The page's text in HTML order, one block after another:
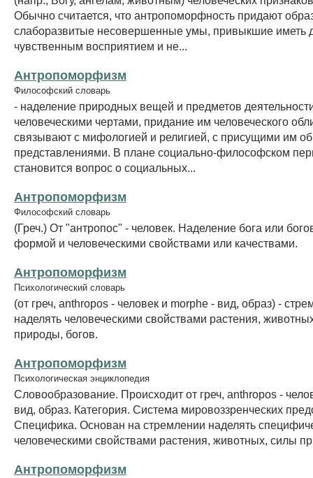
Обычно считается, что антропоморфность придают
слаборазвитые несовершенные умы, привыкшие иметь
чувственным восприятием и не...
Антропоморфизм
Философский словарь
- наделение природных вещей и предметов
человеческими чертами, придание им человеческого
связывают с мифологией и религией, с присущими им
представлениями. В плане социально-философском
становится вопрос о социальных...
Антропоморфизм
Философский словарь
(Греч.) От "антропос" - человек. Наделение бога или
формой и человеческими свойствами или качествами.
Антропоморфизм
Психологический словарь
(от греч, anthropos - человек и morphe - вид, образ) -
наделять человеческими свойствами растения,
природы, богов.
Антропоморфизм
Психологическая энциклопедия
Словообразование. Происходит от греч, anthropos -
вид, образ. Категория. Система мировоззренческих
Специфика. Основан на стремлении наделять
человеческими свойствами растения, животных, силы
Антропоморфизм